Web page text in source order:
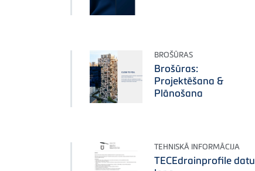
BROŠŪRAS
Brošūras:
Projektēšana &
Plānošana
TEHNISKĀ INFORMĀCIJA
TECEdrainprofile datu